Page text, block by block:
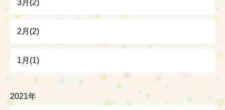
3月(2)
2月(2)
1月(1)
2021年